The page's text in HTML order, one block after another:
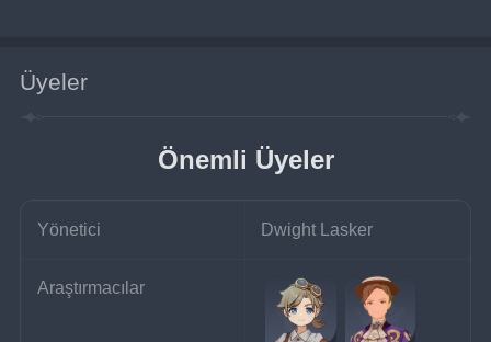
Üyeler
Önemli Üyeler
Yönetici Dwight Lasker
Araştırmacılar